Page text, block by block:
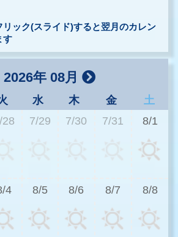
リック(スライド)すると翌月のカレン
す
2026年 08月
水 木 金
土
28 7/29 7/30 7/31 8/1
4 8/5 8/6 8/7 8/8